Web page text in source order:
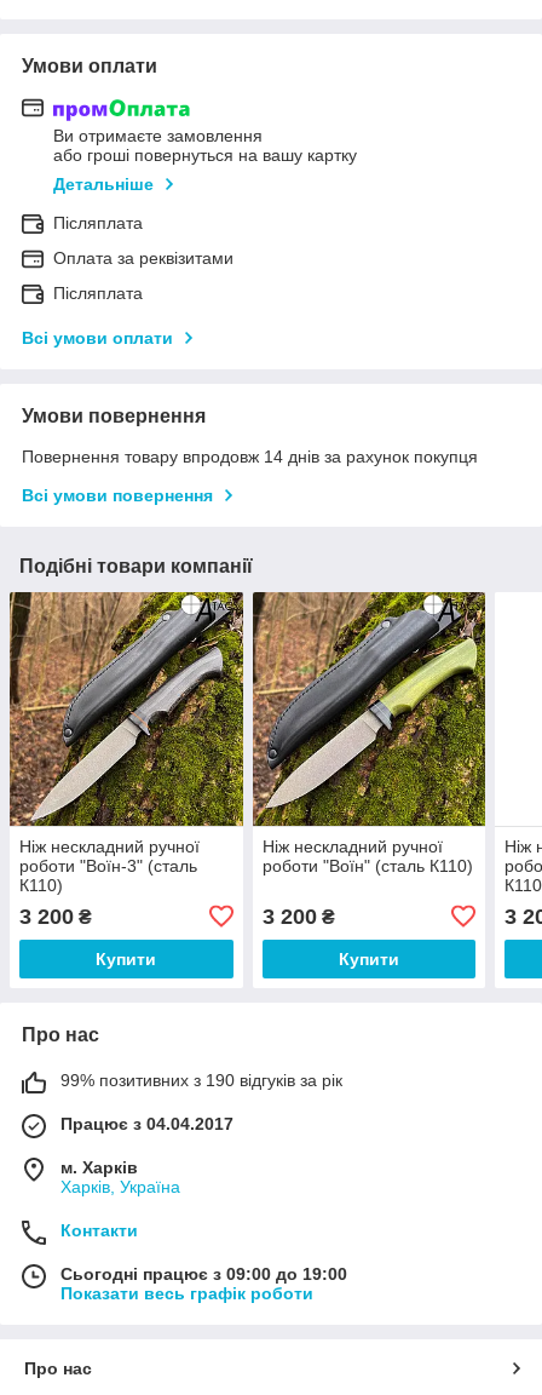
Умови оплати
Ви отримаєте замовлення
або гроші повернуться на вашу картку
Детальніше
Післяплата
Оплата за реквізитами
Післяплата
Всі умови оплати
Умови повернення
Повернення товару впродовж 14 днів за рахунок покупця
Всі умови повернення
Подібні товари компанії
Ніж нескладний ручної
роботи "Воїн-3" (сталь
К110)
3 200 ₴
Купити
Ніж нескладний ручної
роботи "Воїн" (сталь К110)
3 200₴
Купити
Ніж
3
Про нас
99% позитивних з 190 відгуків за рік
Працює з 04.04.2017
м. Харків
Харків, Україна
Контакти
Сьогодні працює з 09:00 до 19:00
Показати весь графік роботи
Про нас